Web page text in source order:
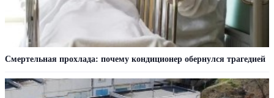
Смертельная прохлада: почему кондиционер обернулся трагедией